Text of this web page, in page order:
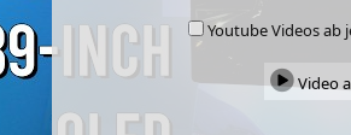
Youtube Videos ab
Video